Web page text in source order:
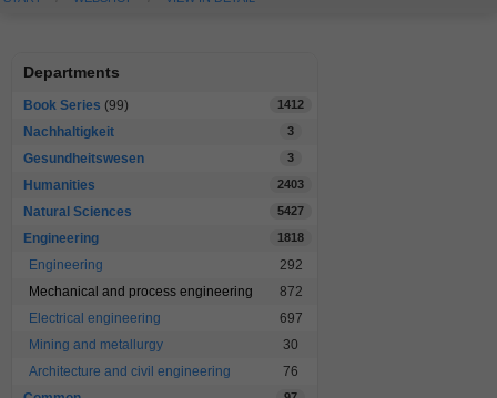
Departments
Book Series (99) 1412
Nachhaltigkeit 3
Gesundheitswesen 3
Humanities 2403
Natural Sciences 5427
Engineering 1818
Engineering
292
Mechanical and process engineering
872
Electrical engineering
697
Mining and metallurgy
30
Architecture and civil engineering
76